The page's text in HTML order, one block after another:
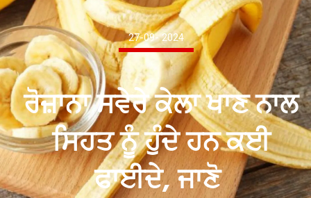
ਰੋਜ਼ਾਨਾ ਸਵੇਰੇ ਕੇਲਾ ਖਾਣ ਨਾਲ
ਸਿਹਤ ਨੂੰ ਹੁੰਦੇ ਹਨ ਕਈ
ਫਾਈਦੇ, ਜਾਣੋ
27-09- 2024